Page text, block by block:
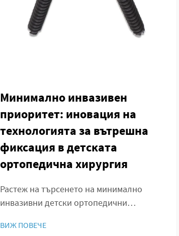
Минимално инвазивен
приоритет: иновация на
технологията за вътрешна
фиксация в детската
ортопедична хирургия
Растеж на търсенето на минимално
инвазивни детски ортопедични
разпространеността на мускулно-
ВИЖ ПОВЕЧЕ